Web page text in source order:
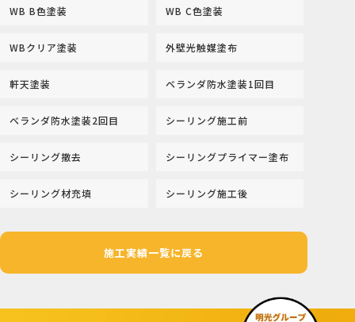
WB B色塗装 WB C色塗装
WBクリア塗装 外壁光触媒塗布
軒天塗装 ベランダ防水塗装1回目
ベランダ防水塗装2回目 シーリング施工前
シーリング撤去 シーリングプライマー塗布
シーリング材充填 シーリング施工後
施工実績一覧に戻る